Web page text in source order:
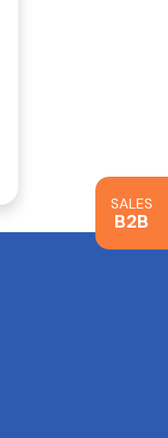
SALES
B2B